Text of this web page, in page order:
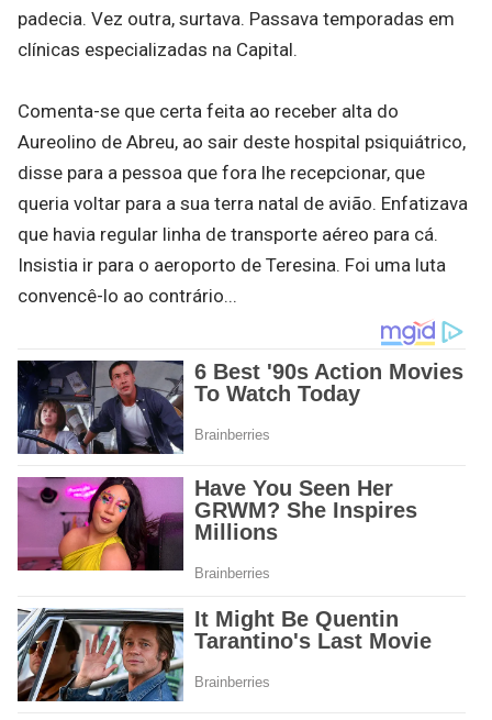
padecia. Vez outra, surtava. Passava temporadas em
clínicas especializadas na Capital.
Comenta-se que certa feita ao receber alta do
Aureolino de Abreu, ao sair deste hospital psiquiátrico,
disse para a pessoa que fora lhe recepcionar, que
queria voltar para a sua terra natal de avião. Enfatizava
que havia regular linha de transporte aéreo para cá.
Insistia ir para o aeroporto de Teresina. Foi uma luta
convencê-lo ao contrário...